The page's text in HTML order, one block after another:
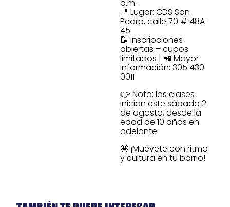
a.m.
📍 Lugar: CDS San
Pedro, calle 70 # 48A-
45
📝 Inscripciones
abiertas – cupos
limitados | 📲 Mayor
información: 305 430
0011
👉 Nota: las clases
inician este sábado 2
de agosto, desde la
edad de 10 años en
adelante
🤩 ¡Muévete con ritmo
y cultura en tu barrio!